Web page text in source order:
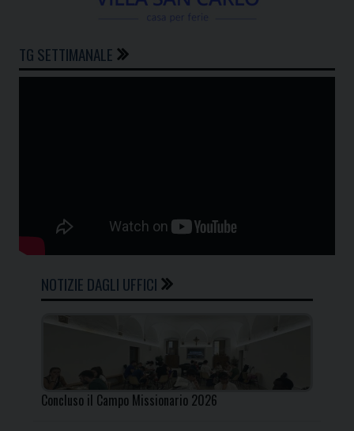
TG SETTIMANALE
NOTIZIE DAGLI UFFICI
Concluso il Campo Missionario 2026